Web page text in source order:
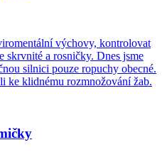
výchovy, kontrolovat
skrvnité a rosničky. Dnes jsme
silnici pouze ropuchy obecné.
ke klidnému rozmnožování žab.